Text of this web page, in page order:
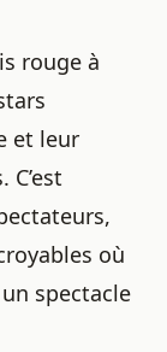
rouge à
et leur
où
spectacle